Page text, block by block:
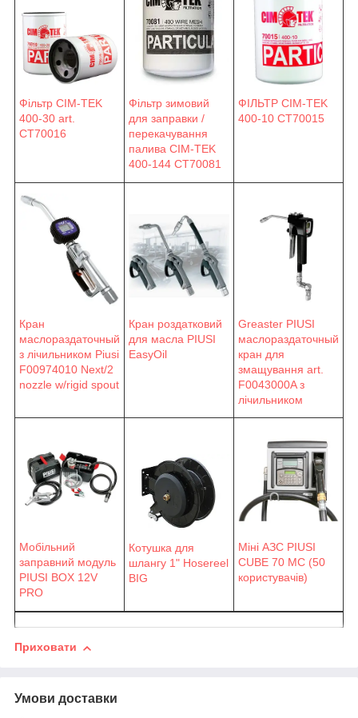
Фільтр CIM-TEK
400-30 art.
CT70016
Фільтр зимовий
для заправки /
перекачування
палива CIM-TEK
400-144 CT70081
ФІЛЬТР CIM-TEK
400-10 CT70015
Кран
маслораздаточный
з лічильником Piusi
F00974010 Next/2
nozzle w/rigid spout
Кран роздатковий
для масла PIUSI
EasyOil
Greaster PIUSI
маслораздаточный
кран для
змащування art.
F0043000A з
лічильником
Мобільний
заправний модуль
PIUSI BOX 12V
PRO
Котушка для
шлангу 1" Hosereel
BIG
Міні АЗС PIUSI
CUBE 70 MC (50
користувачів)
Приховати
Умови доставки